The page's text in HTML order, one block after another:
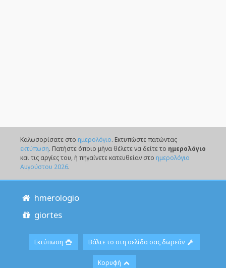
Καλωσορίσατε στο ημερολόγιο. Eκτυπώστε πατώντας
εκτύπωση. Πατήστε όποιο μήνα θέλετε να δείτε το ημερολόγιο
και τις αργίες του, ή πηγαίνετε κατευθείαν στο ημερολόγιο
Αυγούστου 2026.
hmerologio
giortes
Εκτύπωση Βάλτε το στη σελίδα σας δωρεάν
Κορυφή